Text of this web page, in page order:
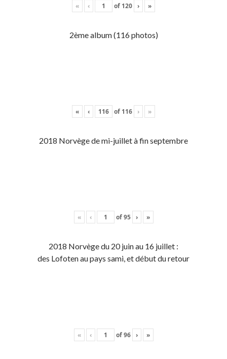
« ‹ of 120 › »
2ème album (116 photos)
« ‹ of 116 › »
2018 Norvège de mi-juillet à fin septembre
« ‹ of95 › »
2018 Norvège du 20 juin au 16 juillet :
des Lofoten au pays sami, et début du retour
« ‹ of96 › »